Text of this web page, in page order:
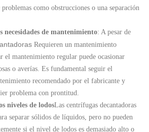
problemas como obstrucciones o una separación
necesidades de mantenimiento: A pesar de
Requieren un mantenimiento
el mantenimiento regular puede ocasionar
o averías. Es fundamental seguir el
recomendado por el fabricante y
problema con prontitud.
niveles de lodosLas centrífugas decantadoras
separar sólidos de líquidos, pero no pueden
si el nivel de lodos es demasiado alto o